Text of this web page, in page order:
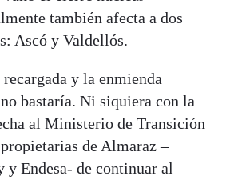
también afecta a dos
Ascó y Valdellós.
y la enmienda
bastaría. Ni siquiera con la
al Ministerio de Transición
de Almaraz –
Endesa- de continuar al